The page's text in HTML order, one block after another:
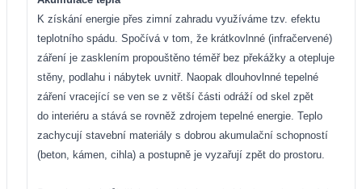
K získání energie přes zimní zahradu využíváme tzv. efektu
teplotního spádu. Spočívá v tom, že krátkovlnné (infračervené)
záření je zasklením propouštěno téměř bez překážky a otepluje
stěny, podlahu i nábytek uvnitř. Naopak dlouhovlnné tepelné
záření vracející se ven se z větší části odráží od skel zpět
do interiéru a stává se rovněž zdrojem tepelné energie. Teplo
zachycují stavební materiály s dobrou akumulační schopností
(beton, kámen, cihla) a postupně je vyzařují zpět do prostoru.